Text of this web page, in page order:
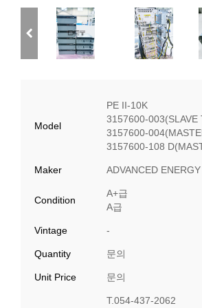
Model
PE II-10K
3157600-003(SLAVE
3157600-
3157600-108
Maker ADVANCED ENERGY
Condition
A+급
A급
Vintage -
Quantity 문의
Unit Price 문의
T.054-437-2062